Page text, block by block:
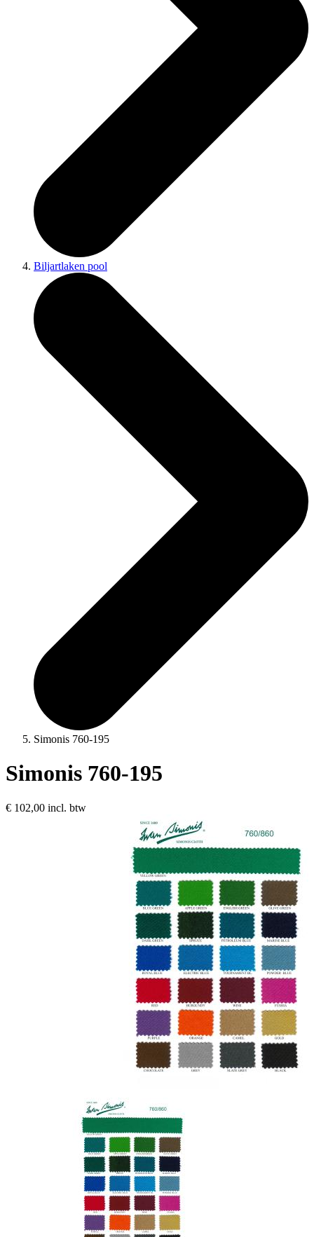
Biljartlaken pool
Simonis 760-195
Simonis 760-195
€ 102,00 incl. btw